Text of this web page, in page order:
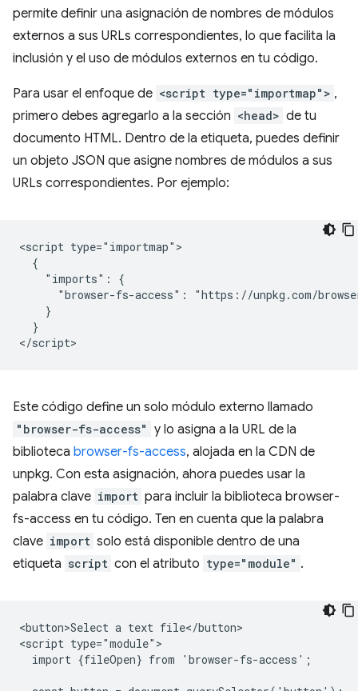
permite definir una asignación de nombres de módulos
externos a sus URLs correspondientes, lo que facilita la
inclusión y el uso de módulos externos en tu código.
Para usar el enfoque de <script type="importmap"> ,
primero debes agregarlo a la sección <head> de tu
documento HTML. Dentro de la etiqueta, puedes definir
un objeto JSON que asigne nombres de módulos a sus
URLs correspondientes. Por ejemplo:
<script type="importmap">
  {
    "imports": {
"browser-fs-access": "https://unpkg.com/
    }
  }
Este código define un solo módulo externo llamado
"browser-fs-access" y lo asigna a la URL de la
biblioteca browser-fs-access, alojada en la CDN de
unpkg. Con esta asignación, ahora puedes usar la
palabra clave import para incluir la biblioteca browser-
fs-access en tu código. Ten en cuenta que la palabra
clave import solo está disponible dentro de una
etiqueta script con el atributo type="module" .
<button>Select a text file</button>
<script type="module">
  import {fileOpen} from 'browser-fs-access';